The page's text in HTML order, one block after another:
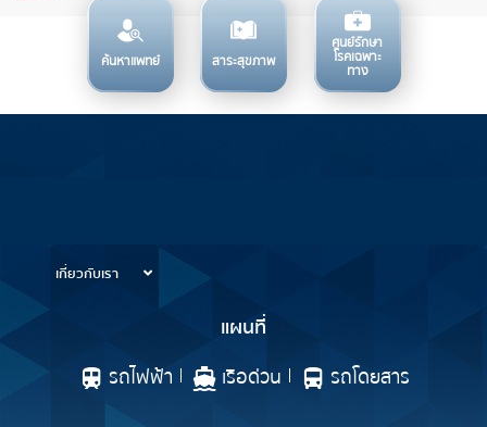
ค้นหาแพทย์ สาระสุขภาพ
ศูนย์รักษา
โรคเฉพาะ
ทาง
เกี่ยวกับเรา
แผนที่
รถไฟฟ้า
เรือด่วน รถโดยสาร